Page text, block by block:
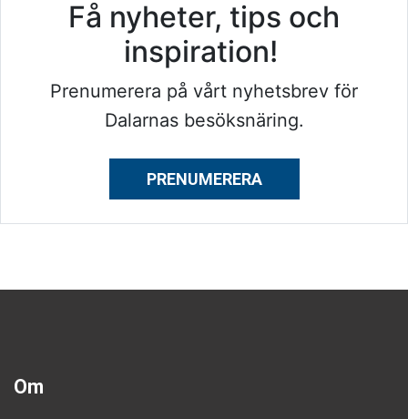
Få nyheter, tips och
inspiration!
Prenumerera på vårt nyhetsbrev för
Dalarnas besöksnäring.
PRENUMERERA
Om